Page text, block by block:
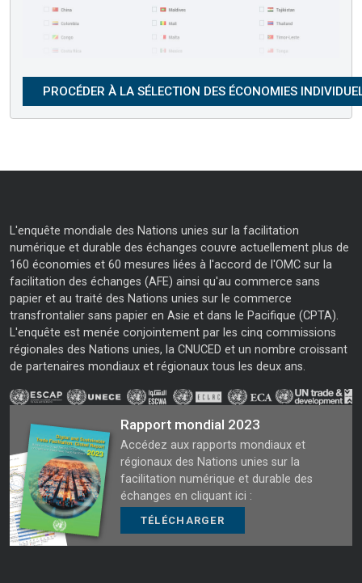
L'enquête mondiale des Nations unies sur la facilitation
numérique et durable des échanges couvre actuellement plus de
160 économies et 60 mesures liées à l'accord de l'OMC sur la
facilitation des échanges (AFE) ainsi qu'au commerce sans
papier et au traité des Nations unies sur le commerce
transfrontalier sans papier en Asie et dans le Pacifique (CPTA).
L'enquête est menée conjointement par les cinq commissions
régionales des Nations unies, la CNUCED et un nombre croissant
de partenaires mondiaux et régionaux tous les deux ans.
Rapport mondial 2023
Accédez aux rapports mondiaux et
régionaux des Nations unies sur la
facilitation numérique et durable des
échanges en cliquant ici :
TÉLÉCHARGER